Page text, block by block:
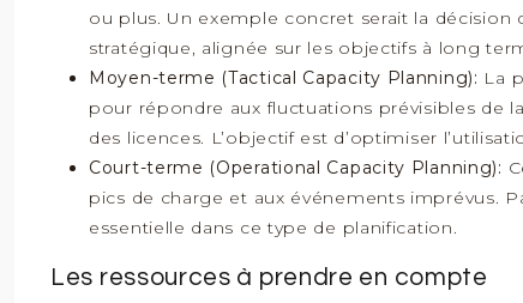
ou plus. Un exemple concret serait la décision
stratégique, alignée sur les objectifs à long
Moyen-terme (Tactical Capacity Planning): La
pour répondre aux fluctuations prévisibles de
des licences. L’objectif est d’optimiser
Court-terme (Operational Capacity Planning):
pics de charge et aux événements imprévus.
essentielle dans ce type de planification.
Les ressources à prendre en compte